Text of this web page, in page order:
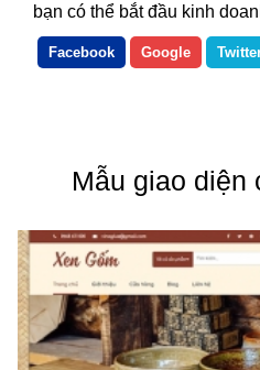
bạn có thể bắt đầu kinh
Facebook Google
Mẫu giao diện